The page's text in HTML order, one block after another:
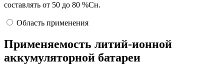
составлять от 50 до 80 %Сн.
Область применения
Применяемость литий-ионной
аккумуляторной батареи